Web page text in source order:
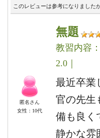
このレビューは参考になりました
匿名さん
女性：10代
無題
教習内容
2.0｜
最近卒業
官の先生
備も良く
静かな雰